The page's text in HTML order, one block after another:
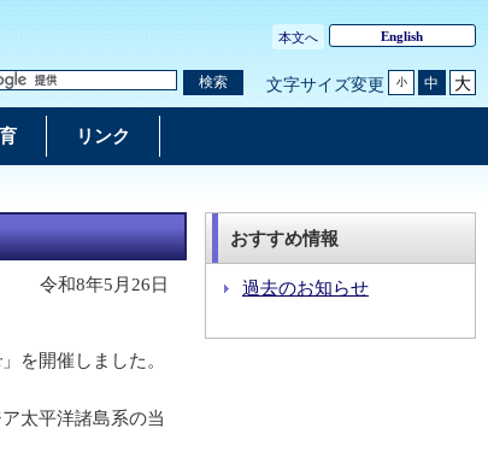
本文へ English
検索 文字サイズ変更 小 中 大
リンク
令和8年5月26日
を開催しました。
太平洋諸島系の当
おすすめ情報
過去のお知らせ